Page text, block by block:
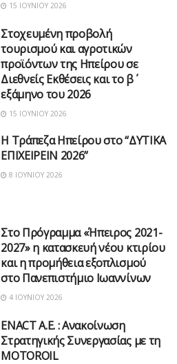
15 ΙΟΥΝΊΟΥ 2026
Στοχευμένη προβολή
τουρισμού και αγροτικών
προϊόντων της Ηπείρου σε
Διεθνείς Εκθέσεις και το β΄
εξάμηνο του 2026
15 ΙΟΥΝΊΟΥ 2026
Η Τράπεζα Ηπείρου στο “ΔΥΤΙΚΑ
ΕΠΙΧΕΙΡΕΙΝ 2026”
8 ΙΟΥΝΊΟΥ 2026
Στο Πρόγραμμα «Ήπειρος 2021-
2027» η κατασκευή νέου κτιρίου
και η προμήθεια εξοπλισμού
στο Πανεπιστήμιο Ιωαννίνων
4 ΙΟΥΝΊΟΥ 2026
ENACT Α.Ε. : Ανακοίνωση
Στρατηγικής Συνεργασίας με τη
MOTOROIL